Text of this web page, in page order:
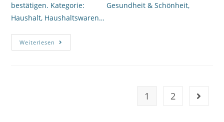
bestätigen. Kategorie: Gesundheit & Schönheit,
Haushalt, Haushaltswaren…
Weiterlesen
1 2